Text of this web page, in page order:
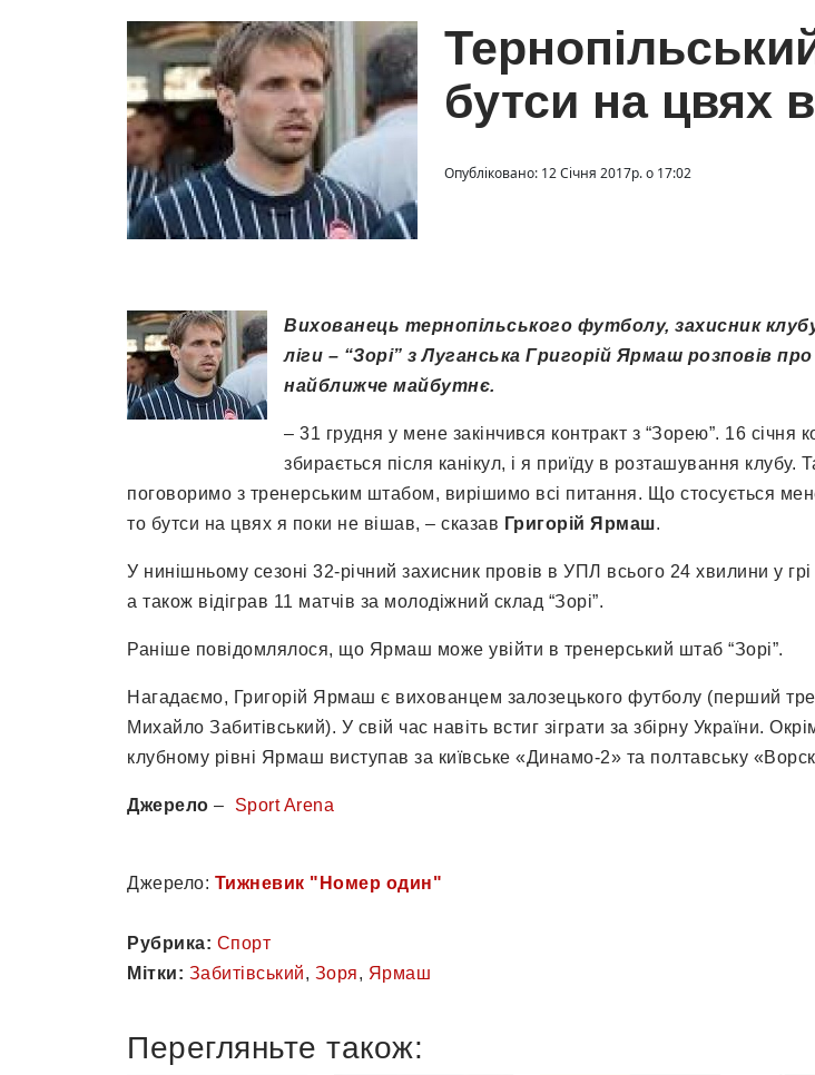
бутси на цвях
Опубліковано: 12 Січня 2017р. о 17:02
Вихованець тернопільського футболу, захисник
ліги – “Зорі” з Луганська Григорій Ярмаш розповів
найближче майбутнє.
– 31 грудня у мене закінчився контракт з “Зорею”. 16 січня
збирається після канікул, і я приїду в розташування клубу.
поговоримо з тренерським штабом, вирішимо всі питання. Що стосується
то бутси на цвях я поки не вішав, – сказав Григорій Ярмаш.
У нинішньому сезоні 32-річний захисник провів в УПЛ всього 24 хвилини у грі
а також відіграв 11 матчів за молодіжний склад “Зорі”.
Раніше повідомлялося, що Ярмаш може увійти в тренерський штаб “Зорі”.
Нагадаємо, Григорій Ярмаш є вихованцем залозецького футболу (перший
Михайло Забитівський). У свій час навіть встиг зіграти за збірну України.
клубному рівні Ярмаш виступав за київське «Динамо-2» та полтавську
Джерело – Sport Arena
Джерело: Тижневик "Номер один"
Рубрика: Спорт
Мітки: Забитівський, Зоря, Ярмаш
Перегляньте також: